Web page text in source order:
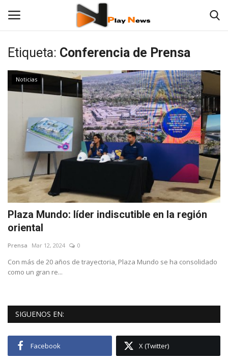
TV en Vivo
En Vivo
Noticias
Contáctenos
Fotos
Las 12 Play
Deportes
Empresas
Videos virales
Cine y TV
Etiqueta: Conferencia de Prensa
Noticias
Plaza Mundo: líder indiscutible en la región
oriental
Prensa Mar 12, 2024 0
Con más de 20 años de trayectoria, Plaza Mundo se ha consolidado
como un gran re...
SIGUENOS EN:
Facebook X (Twitter)